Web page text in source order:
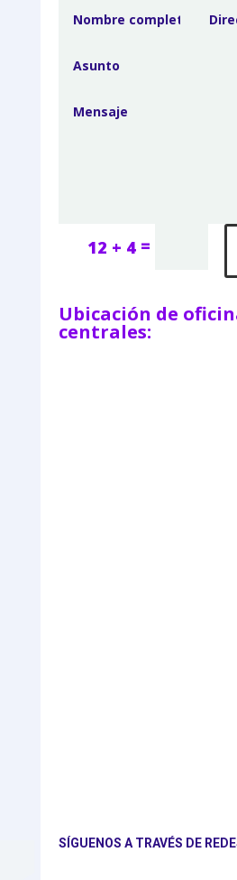
12 + 4 =
Ubicación de
centrales:
SÍGUENOS A TRAVÉS DE